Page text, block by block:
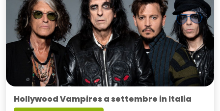
Hollywood Vampires a settembre in Italia